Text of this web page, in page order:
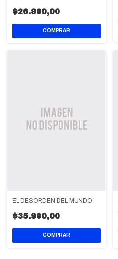
$26.900,00
EL DESORDEN DEL MUNDO
$35.900,00